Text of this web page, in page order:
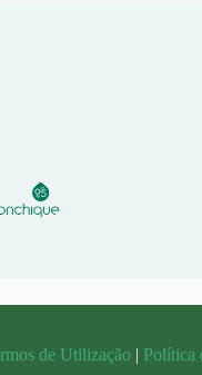
de Utilização | Política